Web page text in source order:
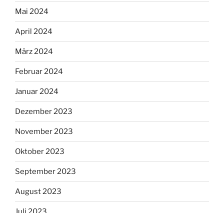
Mai 2024
April 2024
März 2024
Februar 2024
Januar 2024
Dezember 2023
November 2023
Oktober 2023
September 2023
August 2023